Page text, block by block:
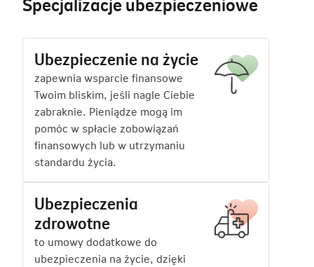
Specjalizacje ubezpieczeniowe
Ubezpieczenie na życie
zapewnia wsparcie finansowe
Twoim bliskim, jeśli nagle Ciebie
zabraknie. Pieniądze mogą im
pomóc w spłacie zobowiązań
finansowych lub w utrzymaniu
standardu życia.
Ubezpieczenia
zdrowotne
to umowy dodatkowe do
ubezpieczenia na życie, dzięki